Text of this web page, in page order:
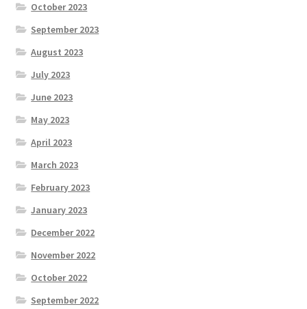
October 2023
September 2023
August 2023
July 2023
June 2023
May 2023
April 2023
March 2023
February 2023
January 2023
December 2022
November 2022
October 2022
September 2022